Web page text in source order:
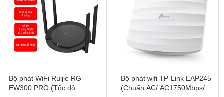
Bộ phát WiFi Ruijie RG-
EW300 PRO (Tốc độ
Bộ phát wifi TP-Link EAP245
(Chuẩn AC/ AC1750Mbps/